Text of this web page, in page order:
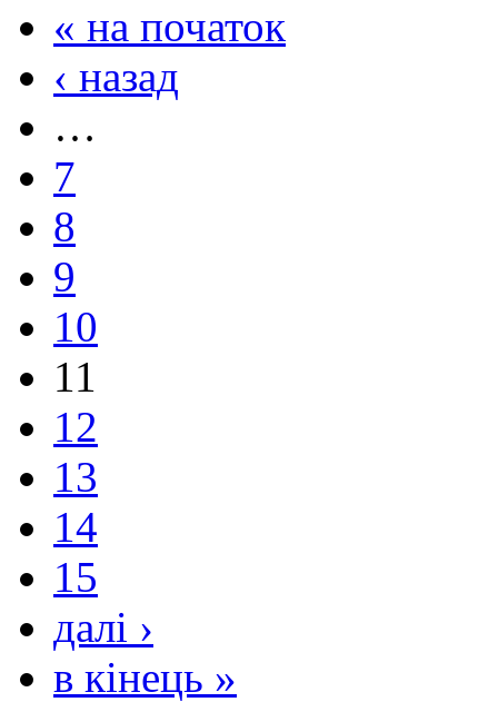
« на початок
‹ назад
…
7
8
9
10
11
12
13
14
15
далі ›
в кінець »